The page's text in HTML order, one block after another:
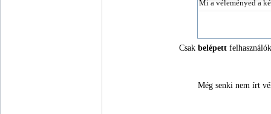
Csakbelépett
Még senki nem írt